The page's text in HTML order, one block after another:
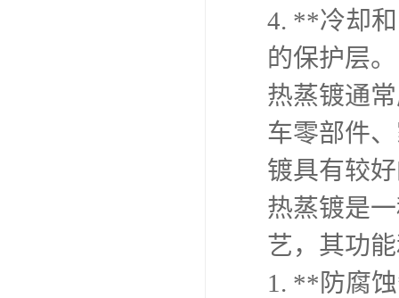
4. **冷却
的保护层。
热蒸镀通
车零部件
镀具有较
热蒸镀是
艺，其功
1. **防腐